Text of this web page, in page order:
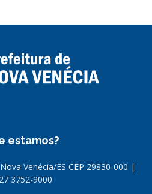
estamos?
Venécia/ES CEP 29830-000 |
3752-9000